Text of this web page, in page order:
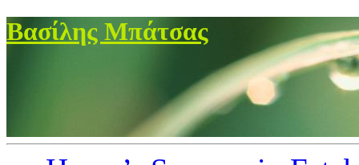
Βασίλης Μπάτσας